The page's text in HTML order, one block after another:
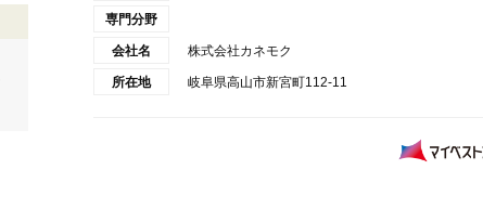
専門分野
会社名 株式会社カネモク
所在地 岐阜県高山市新宮町112-11